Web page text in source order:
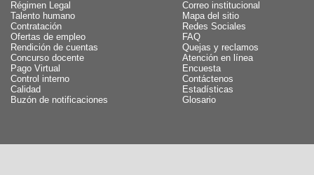
Régimen Legal
Talento humano
Contratación
Ofertas de empleo
Rendición de cuentas
Concurso docente
Pago Virtual
Control interno
Calidad
Buzón de notificaciones
Correo institucional
Mapa del sitio
Redes Sociales
FAQ
Quejas y reclamos
Atención en línea
Encuesta
Contáctenos
Estadísticas
Glosario